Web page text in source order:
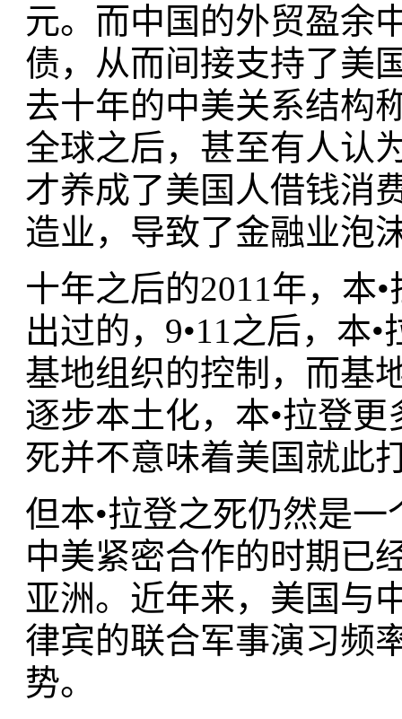
元。而中国的外贸盈余
债，从而间接支持了美
去十年的中美关系结构
全球之后，甚至有人认
才养成了美国人借钱消
造业，导致了金融业泡
十年之后的2011年，本
出过的，9•11之后，本
基地组织的控制，而基
逐步本土化，本•拉登
死并不意味着美国就此
但本•拉登之死仍然是
中美紧密合作的时期已
亚洲。近年来，美国与
律宾的联合军事演习频
势。